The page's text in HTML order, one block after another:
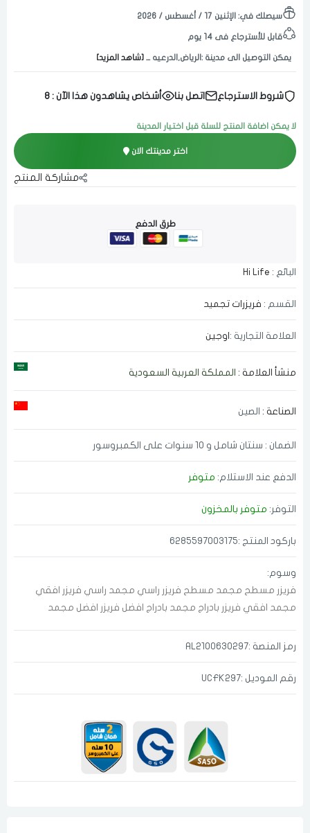
سيصلك في: الإثنين ١٧ / أغسطس / ٢٠٢٦
قابل للأسترجاع فى 14 يوم
يمكن التوصيل الى مدينة :الرياض,الدرعيه... [شاهد المزيد]
شروط الاسترجاع اتصل بنا أشخاص يشاهدون هذا الآن : 8
لا يمكن اضافة المنتج للسلة قبل اختيار المدينة
اختر مدينتك الان
مشاركة المنتج
طرق الدفع
البائع : Hi Life
القسم : فريزرات تجميد
العلامة التجارية : اوجين
منشأ العلامة : المملكة العربية السعودية
الصناعة : الصين
الضمان : سنتان شامل و 10 سنوات على الكمبروسور
الدفع عند الاستلام: متوفر
التوفر: متوفر بالمخزون
باركود المنتج :6285597003175
وسوم:
فريزر مسطح مجمد مسطح فريزر راسي مجمد راسي فريزر افقي
مجمد افقي فريزر بادراج مجمد بادراج افضل فريزر افضل مجمد
رمز المنصة :AL2100630297
رقم الموديل :UCFK297